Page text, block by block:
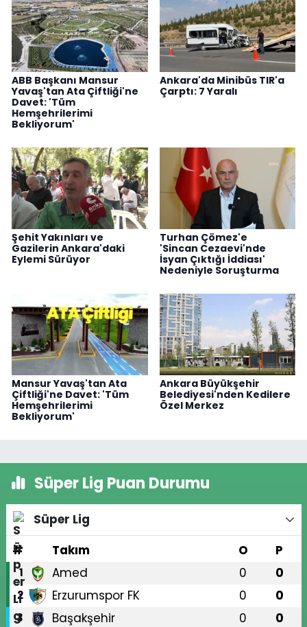
ABB Başkanı Mansur
Yavaş'tan Ata Çiftliği'ne
Davet: 'Tüm
Hemşehrilerimi
Bekliyorum'
Ankara'da Minibüs TIR'a
Çarptı: 7 Yaralı
Şehit Yakınları ve
Gazilerin Ankara'daki
Eylemi Sürüyor
Turhan Çömez'e
'Sincan Cezaevi'nde
İsyan Çıktığı İddiası'
Nedeniyle Soruşturma
Mansur Yavaş'tan Ata
Çiftliği'ne Davet: 'Tüm
Hemşehrilerimi
Bekliyorum'
Ankara Büyükşehir
Belediyesi'nden Kedilere
Özel Merkez
Süper Lig Puan Durumu
Süper Lig
#
Takım O P
1 Amed 0 0
2 Erzurumspor FK 0 0
3 Başakşehir 0 0